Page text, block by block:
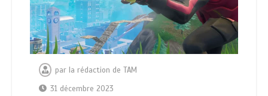
par la rédaction de TAM
31 décembre 2023